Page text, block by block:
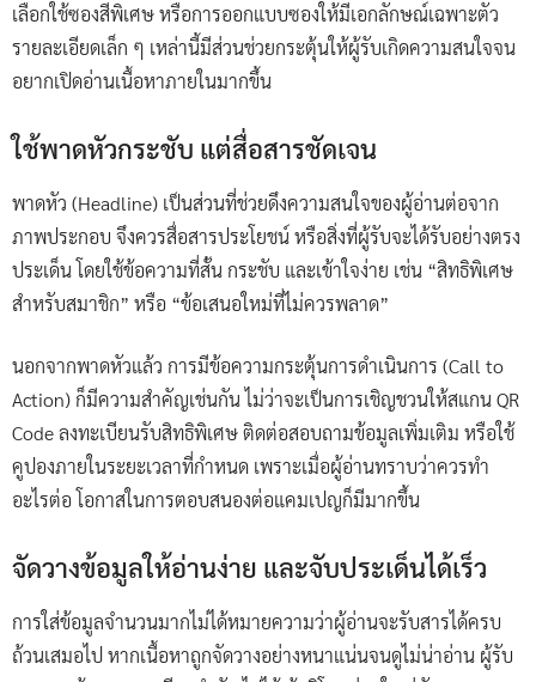
เลือกใช้ซองสีพิเศษ หรือการออกแบบซองให้มีเอกลักษณ์เฉพาะตัว
รายละเอียดเล็ก ๆ เหล่านี้มีส่วนช่วยกระตุ้นให้ผู้รับเกิดความสนใจจน
อยากเปิดอ่านเนื้อหาภายในมากขึ้น
ใช้พาดหัวกระชับ แต่สื่อสารชัดเจน
พาดหัว (Headline) เป็นส่วนที่ช่วยดึงความสนใจของผู้อ่านต่อจาก
ภาพประกอบ จึงควรสื่อสารประโยชน์ หรือสิ่งที่ผู้รับจะได้รับอย่างตรง
ประเด็น โดยใช้ข้อความที่สั้น กระชับ และเข้าใจง่าย เช่น “สิทธิพิเศษ
สำหรับสมาชิก” หรือ “ข้อเสนอใหม่ที่ไม่ควรพลาด”
นอกจากพาดหัวแล้ว การมีข้อความกระตุ้นการดำเนินการ (Call to
Action) ก็มีความสำคัญเช่นกัน ไม่ว่าจะเป็นการเชิญชวนให้สแกน QR
Code ลงทะเบียนรับสิทธิพิเศษ ติดต่อสอบถามข้อมูลเพิ่มเติม หรือใช้
คูปองภายในระยะเวลาที่กำหนด เพราะเมื่อผู้อ่านทราบว่าควรทำ
อะไรต่อ โอกาสในการตอบสนองต่อแคมเปญก็มีมากขึ้น
จัดวางข้อมูลให้อ่านง่าย และจับประเด็นได้เร็ว
การใส่ข้อมูลจำนวนมากไม่ได้หมายความว่าผู้อ่านจะรับสารได้ครบ
ถ้วนเสมอไป หากเนื้อหาถูกจัดวางอย่างหนาแน่นจนดูไม่น่าอ่าน ผู้รับ